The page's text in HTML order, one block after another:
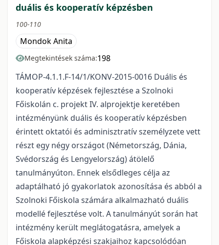
duális és kooperatív képzésben
100-110
Mondok Anita
Megtekintések száma:198
TÁMOP-4.1.1.F-14/1/KONV-2015-0016 Duális és
kooperatív képzések fejlesztése a Szolnoki
Főiskolán c. projekt IV. alprojektje keretében
intézményünk duális és kooperatív képzésben
érintett oktatói és adminisztratív személyzete vett
részt egy négy országot (Németország, Dánia,
Svédország és Lengyelország) átölelő
tanulmányúton. Ennek elsődleges célja az
adaptálható jó gyakorlatok azonosítása és abból a
Szolnoki Főiskola számára alkalmazható duális
modellé fejlesztése volt. A tanulmányút során hat
intézmény került meglátogatásra, amelyek a
Főiskola alapképzési szakjaihoz kapcsolódóan